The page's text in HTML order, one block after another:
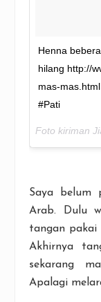
Henna
hilang http://
mas-
#Pati
Foto kiriman
Saya belum
Arab. Dulu
tangan pakai
Akhirnya
sekarang
Apalagi